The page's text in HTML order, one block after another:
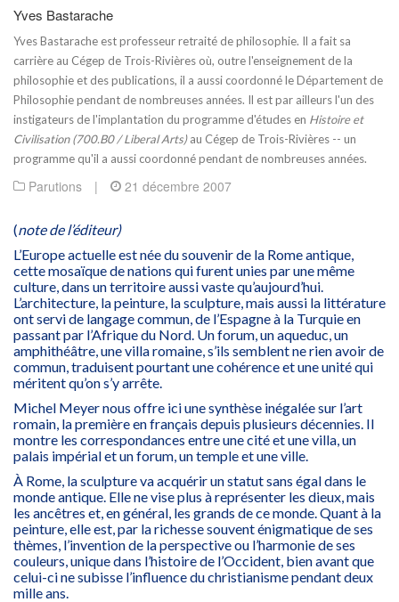
Yves Bastarache
Yves Bastarache est professeur retraité de philosophie. Il a fait sa
carrière au Cégep de Trois-Rivières où, outre l'enseignement de la
philosophie et des publications, il a aussi coordonné le Département de
Philosophie pendant de nombreuses années. Il est par ailleurs l'un des
instigateurs de l'implantation du programme d'études en Histoire et
Civilisation (700.B0 / Liberal Arts)au Cégep de Trois-Rivières -- un
programme qu'il a aussi coordonné pendant de nombreuses années.
Parutions | 21 décembre 2007
(note de l’éditeur)
L’Europe actuelle est née du souvenir de la Rome antique,
cette mosaïque de nations qui furent unies par une même
culture, dans un territoire aussi vaste qu’aujourd’hui.
L’architecture, la peinture, la sculpture, mais aussi la littérature
ont servi de langage commun, de l’Espagne à la Turquie en
passant par l’Afrique du Nord. Un forum, un aqueduc, un
amphithéâtre, une villa romaine, s’ils semblent ne rien avoir de
commun, traduisent pourtant une cohérence et une unité qui
méritent qu’on s’y arrête.
Michel Meyer nous offre ici une synthèse inégalée sur l’art
romain, la première en français depuis plusieurs décennies. Il
montre les correspondances entre une cité et une villa, un
palais impérial et un forum, un temple et une ville.
À Rome, la sculpture va acquérir un statut sans égal dans le
monde antique. Elle ne vise plus à représenter les dieux, mais
les ancêtres et, en général, les grands de ce monde. Quant à la
peinture, elle est, par la richesse souvent énigmatique de ses
thèmes, l’invention de la perspective ou l’harmonie de ses
couleurs, unique dans l’histoire de l’Occident, bien avant que
celui-ci ne subisse l’influence du christianisme pendant deux
mille ans.